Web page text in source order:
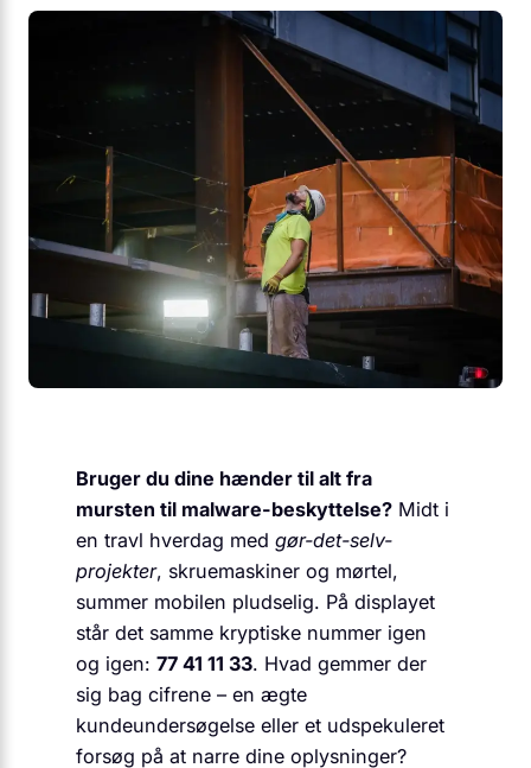
Bruger du dine hænder til alt fra
mursten til malware-beskyttelse? Midt i
en travl hverdag med gør-det-selv-
projekter, skruemaskiner og mørtel,
summer mobilen pludselig. På displayet
står det samme kryptiske nummer igen
og igen: 77 41 11 33. Hvad gemmer der
sig bag cifrene – en ægte
kundeundersøgelse eller et udspekuleret
forsøg på at narre dine oplysninger?